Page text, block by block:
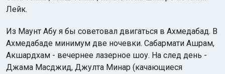
Лейк.
Из Маунт Абу я бы советовал двигаться в Ахмедабад. В
Ахмедабаде минимум две ночевки. Сабармати Ашрам,
Акшардхам - вечернее лазерное шоу. На след день -
Джама Масджид, Джулта Минар (качающиеся